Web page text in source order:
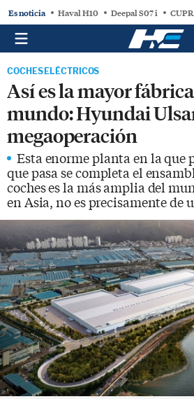
Es noticia Haval H10 Deepal S07 i
COCHES ELÉCTRICOS
Así es la mayor
mundo: Hyundai
megaoperación
Esta enorme planta en la que
que pasa se completa el
coches es la más amplia del
en Asia, no es precisamente de